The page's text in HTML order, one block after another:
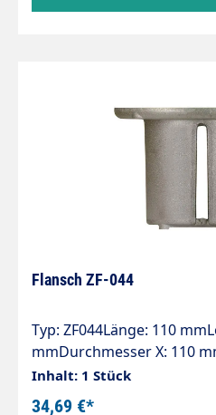
Flansch ZF-044
Typ: ZF044Länge: 110
mmDurchmesser X: 110
B14 (100-112)Pumpenserie:
63HTS - 63SS - E2
Inhalt: 1 Stück
34,69 €*